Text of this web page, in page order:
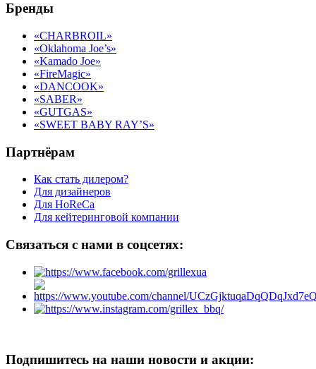
Бренды
«CHARBROIL»
«Oklahoma Joe’s»
«Kamado Joe»
«FireMagic»
«DANCOOK»
«SABER»
«GUTGAS»
«SWEET BABY RAY’S»
Партнёрам
Как стать дилером?
Для дизайнеров
Для HoReCa
Для кейтеринговой компании
Связаться с нами в соцсетях:
Подпишитесь на наши новости и акции: